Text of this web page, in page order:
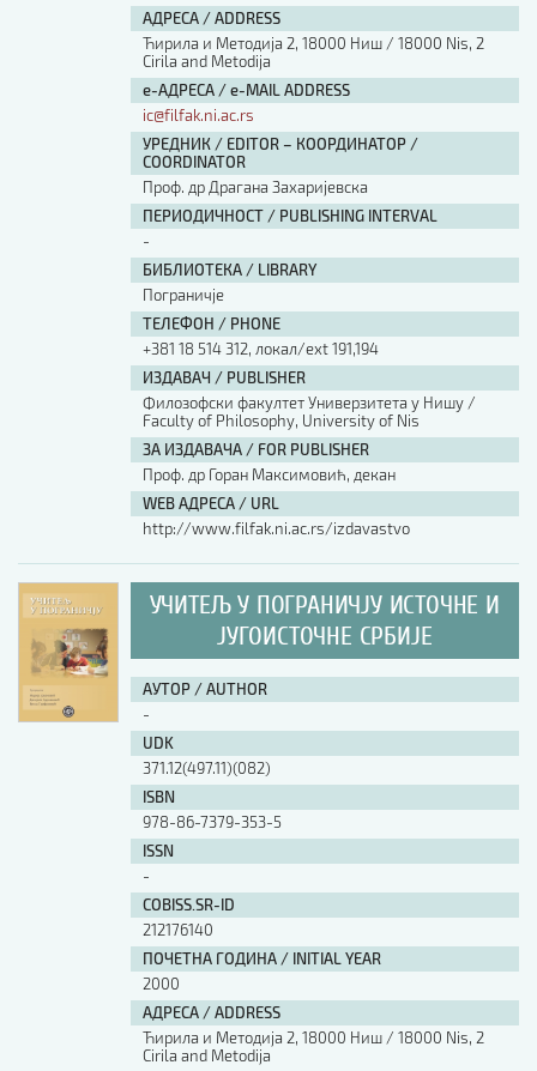
АДРЕСА / ADDRESS
Ћирила и Методија 2, 18000 Ниш / 18000 Nis, 2
Cirila and Metodija
е-АДРЕСА / e-MAIL ADDRESS
ic@filfak.ni.ac.rs
УРЕДНИК / EDITOR – КООРДИНАТОР /
COORDINATOR
Проф. др Драгана Захаријевска
ПЕРИОДИЧНОСТ / PUBLISHING INTERVAL
-
БИБЛИОТЕКА / LIBRARY
Пограничје
ТЕЛЕФОН / PHONE
+381 18 514 312, локал/ext 191,194
ИЗДАВАЧ / PUBLISHER
Филозофски факултет Универзитета у Нишу /
Faculty of Philosophy, University of Nis
ЗА ИЗДАВАЧА / FOR PUBLISHER
Проф. др Горан Максимовић, декан
WEB АДРЕСА / URL
http://www.filfak.ni.ac.rs/izdavastvo
УЧИТЕЉ У ПОГРАНИЧЈУ ИСТОЧНЕ И
ЈУГОИСТОЧНЕ СРБИЈЕ
АУТОР / AUTHOR
-
UDK
371.12(497.11)(082)
ISBN
978-86-7379-353-5
ISSN
-
COBISS.SR-ID
212176140
ПОЧЕТНА ГОДИНА / INITIAL YEAR
2000
АДРЕСА / ADDRESS
Ћирила и Методија 2, 18000 Ниш / 18000 Nis, 2
Cirila and Metodija